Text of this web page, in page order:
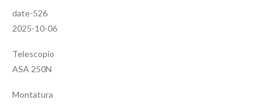
date-526
2025-10-06
Telescopio
ASA 250N
Montatura